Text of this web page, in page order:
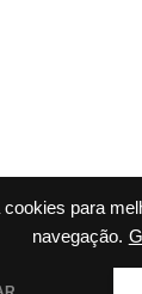
cookies para
navegação.